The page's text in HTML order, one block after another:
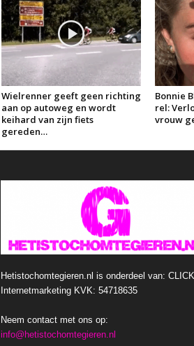
Wielrenner geeft geen richting
aan op autoweg en wordt
keihard van zijn fiets
gereden…
Bonnie
rel:
vrouw
Hetistochomtegieren.nl is onderdeel van: CLICK
Internetmarketing KVK: 54718635
Neem contact met ons op:
info@hetistochomtegieren.nl